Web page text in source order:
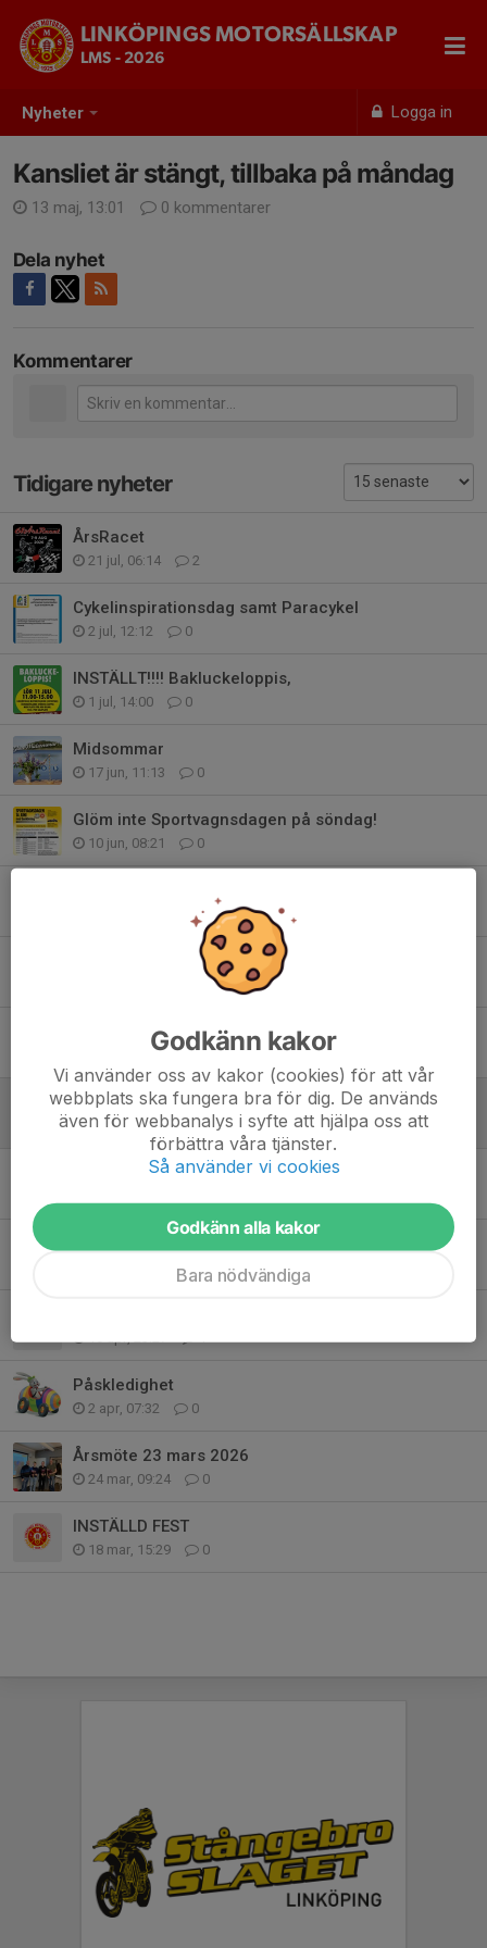
Nyheter Logga in
LINKÖPINGS MOTORSÄLLSKAP
LMS - 2026
Kansliet är stängt, tillbaka på måndag
13 maj, 13:01 0 kommentarer
Dela nyhet
Kommentarer
Tidigare nyheter
ÅrsRacet
21 jul, 06:14 2
Cykelinspirationsdag samt Paracykel
2 jul, 12:12 0
INSTÄLLT!!!! Bakluckeloppis,
1 jul, 14:00 0
Midsommar
17 jun, 11:13 0
Glöm inte Sportvagnsdagen på söndag!
10 jun, 08:21 0
2
Ingen körning på Pingstdagen
Robotgräsklippare
19 maj, 13:59 0
Kansliet är stängt, tillbaka på måndag
13 maj, 13:01 0
Intensivt på Linköpings Motorstadion
Påskledighet
2 apr, 07:32 0
Årsmöte 23 mars 2026
24 mar, 09:24 0
INSTÄLLD FEST
18 mar, 15:29 0
Godkänn kakor
Vi använder oss av kakor (cookies) för att vår
webbplats ska fungera bra för dig. De används
även för webbanalys i syfte att hjälpa oss att
förbättra våra tjänster.
Så använder vi cookies
Godkänn alla kakor
Bara nödvändiga